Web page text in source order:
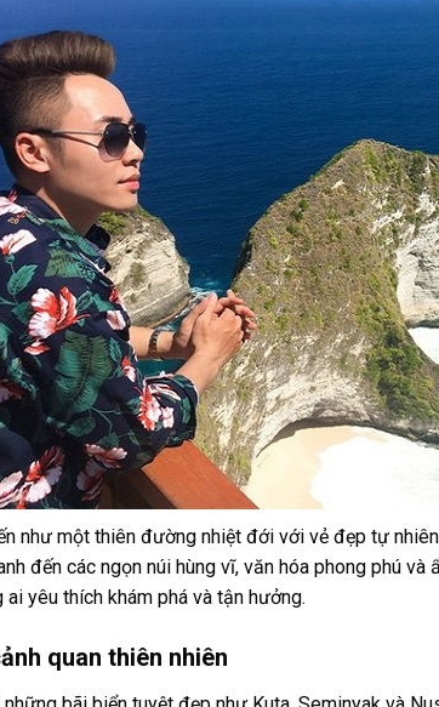
như một thiên đường nhiệt đới với vẻ đẹp tự
đến các ngọn núi hùng vĩ, văn hóa phong phú
yêu thích khám phá và tận hưởng.
quan thiên nhiên